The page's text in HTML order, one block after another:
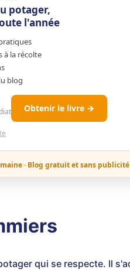
potager,
l'année
à la récolte
blog
Obtenir le livre →
· Blog gratuit et sans
qui se respecte. Il